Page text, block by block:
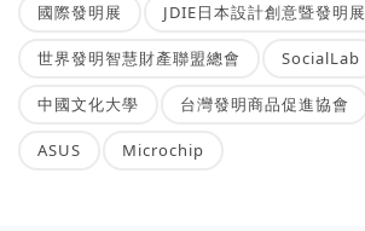
國際發明展 JDIE日本設計創意暨發明展
世界發明智慧財產聯盟總會 SocialLab
中國文化大學 台灣發明商品促進協會
ASUS Microchip